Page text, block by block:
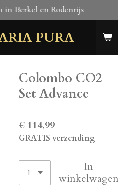
PURA
in Berkel en Rodenrijs
Colombo CO2
Set Advance
€ 114,99
GRATIS verzending
In
winkelwagen